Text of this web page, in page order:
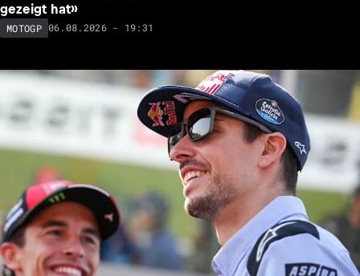
gezeigt hat»
MOTOGP 06.08.2026 - 19:31